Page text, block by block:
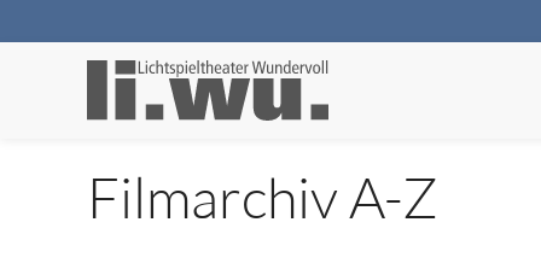
Filmarchiv A-Z